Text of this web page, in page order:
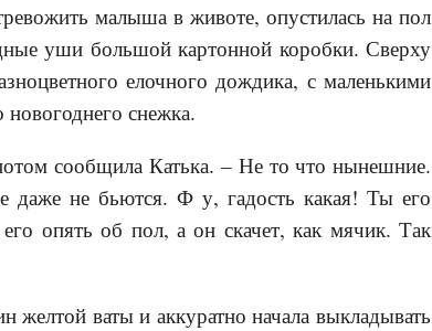
малыша в животе, опустилась на пол
уши большой картонной коробки. Сверху
елочного дождика, с маленькими
снежка.
сообщила Катька. – Не то что нынешние.
даже не бьются. Ф у, гадость какая! Ты его
опять об пол, а он скачет, как мячик. Так
ваты и аккуратно начала выкладывать